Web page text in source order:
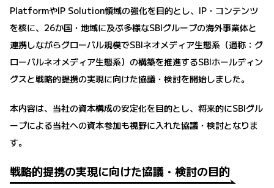
PlatformやIP Solution領域の強化を目的とし、IP・コンテンツ
を核に、26か国・地域に及ぶ多様なSBIグループの海外事業体と
連携しながらグローバル規模でSBIネオメディア生態系（通称：グ
ローバルネオメディア生態系）の構築を推進するSBIホールディン
グスと戦略的提携の実現に向けた協議・検討を開始しました。
本内容は、当社の資本構成の安定化を目的とし、将来的にSBIグル
ープによる当社への資本参加も視野に入れた協議・検討となりま
す。
戦略的提携の実現に向けた協議・検討の目的